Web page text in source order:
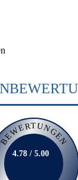
4.78 / 5.00